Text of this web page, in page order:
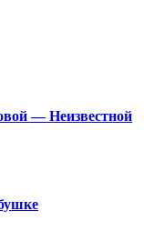
— Неизвестной